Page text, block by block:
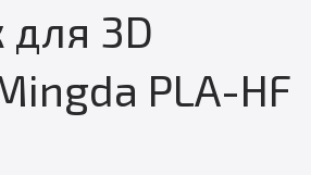
для 3D
PLA-HF